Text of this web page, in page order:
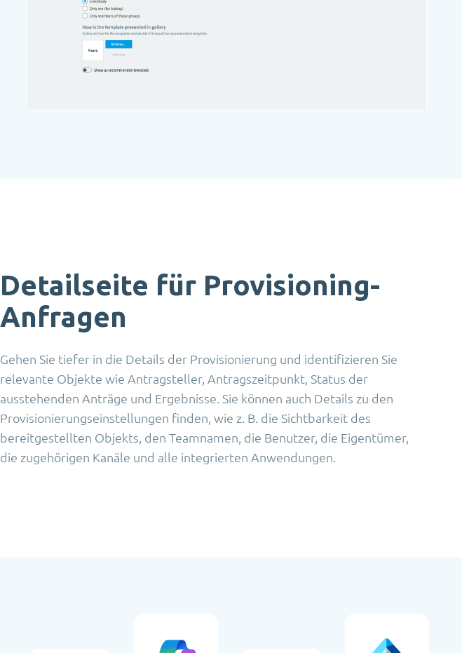
Detailseite für Provisioning-
Anfragen
Gehen Sie tiefer in die Details der Provisionierung und identifizieren Sie
relevante Objekte wie Antragsteller, Antragszeitpunkt, Status der
ausstehenden Anträge und Ergebnisse. Sie können auch Details zu den
Provisionierungseinstellungen finden, wie z. B. die Sichtbarkeit des
bereitgestellten Objekts, den Teamnamen, die Benutzer, die Eigentümer,
die zugehörigen Kanäle und alle integrierten Anwendungen.